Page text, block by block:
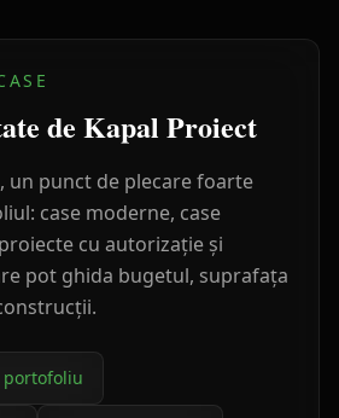
de Kapal Proiect
, un punct de plecare foarte
case moderne, case
cu autorizație și
pot ghida bugetul, suprafața
portofoliu